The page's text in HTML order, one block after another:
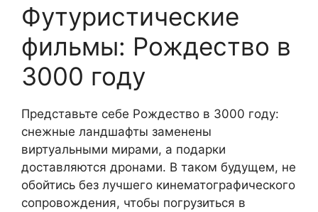
Футуристические
фильмы: Рождество в
3000 году
Представьте себе Рождество в 3000 году:
снежные ландшафты заменены
виртуальными мирами, а подарки
доставляются дронами. В таком будущем, не
обойтись без лучшего кинематографического
сопровождения, чтобы погрузиться в